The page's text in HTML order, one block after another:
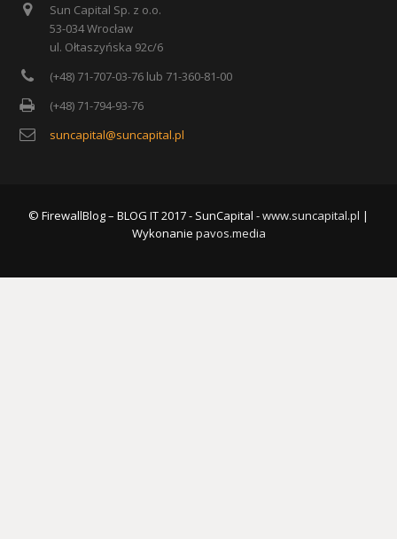
Sun Capital Sp. z o.o.
53-034 Wrocław
ul. Ołtaszyńska 92c/6
(+48) 71-707-03-76 lub 71-360-81-00
(+48) 71-794-93-76
suncapital@suncapital.pl
© FirewallBlog – BLOG IT 2017 - SunCapital -www.suncapital.pl |
Wykonanie pavos.media